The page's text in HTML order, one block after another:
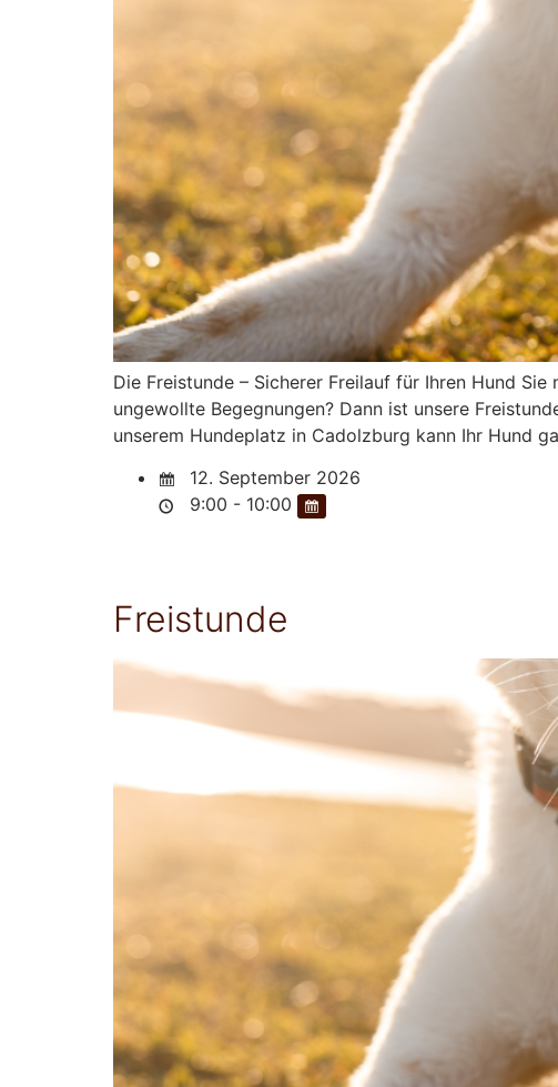
Die Freistunde – Sicherer Freilauf für Ihren Hund
ungewollte Begegnungen? Dann ist unsere
unserem Hundeplatz in Cadolzburg kann Ihr Hund
12. September 2026
9:00 - 10:00
Freistunde